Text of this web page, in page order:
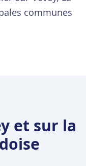
communes
et sur la